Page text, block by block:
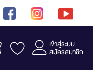
รถเข็น เข้าสู่ระบบ
สมัครสมาชิก